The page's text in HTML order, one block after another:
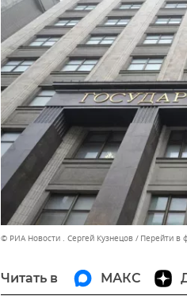
© РИА Новости . Сергей Кузнецов Перейти в
Читать в МАКС